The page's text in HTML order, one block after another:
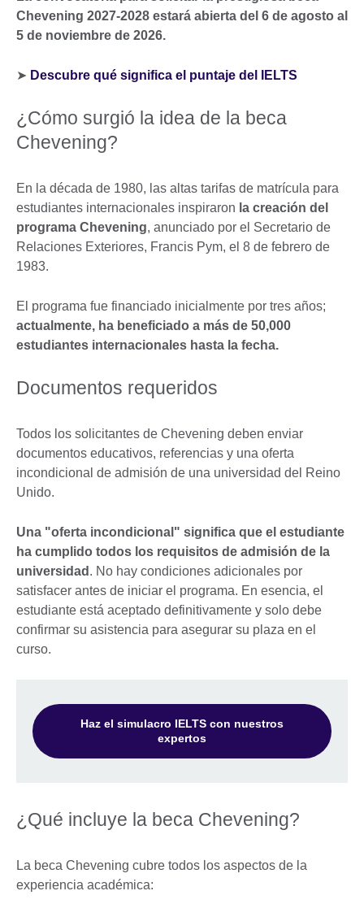
Chevening 2027-2028 estará abierta del 6 de agosto al
5 de noviembre de 2026.
➤ Descubre qué significa el puntaje del IELTS
¿Cómo surgió la idea de la beca
Chevening?
En la década de 1980, las altas tarifas de matrícula para
estudiantes internacionales inspiraron la creación del
programa Chevening, anunciado por el Secretario de
Relaciones Exteriores, Francis Pym, el 8 de febrero de
1983.
El programa fue financiado inicialmente por tres años;
actualmente, ha beneficiado a más de 50,000
estudiantes internacionales hasta la fecha.
Documentos requeridos
Todos los solicitantes de Chevening deben enviar
documentos educativos, referencias y una oferta
incondicional de admisión de una universidad del Reino
Unido.
Una "oferta incondicional" significa que el estudiante
ha cumplido todos los requisitos de admisión de la
universidad . No hay condiciones adicionales por
satisfacer antes de iniciar el programa. En esencia, el
estudiante está aceptado definitivamente y solo debe
confirmar su asistencia para asegurar su plaza en el
curso.
Haz el simulacro IELTS con nuestros
expertos
¿Qué incluye la beca Chevening?
La beca Chevening cubre todos los aspectos de la
experiencia académica: